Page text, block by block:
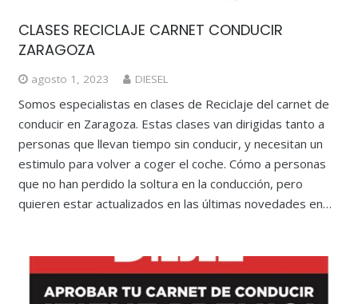
CLASES RECICLAJE CARNET CONDUCIR
ZARAGOZA
agosto 1, 2023 DIESEL
Somos especialistas en clases de Reciclaje del carnet de
conducir en Zaragoza. Estas clases van dirigidas tanto a
personas que llevan tiempo sin conducir, y necesitan un
estimulo para volver a coger el coche. Cómo a personas
que no han perdido la soltura en la conducción, pero
quieren estar actualizados en las últimas novedades en…